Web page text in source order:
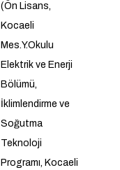
(Ön Lisans,
Kocaeli
Mes.Y.Okulu
Elektrik ve Enerji
Bölümü,
İklimlendirme ve
Soğutma
Teknoloji
Programı, Kocaeli